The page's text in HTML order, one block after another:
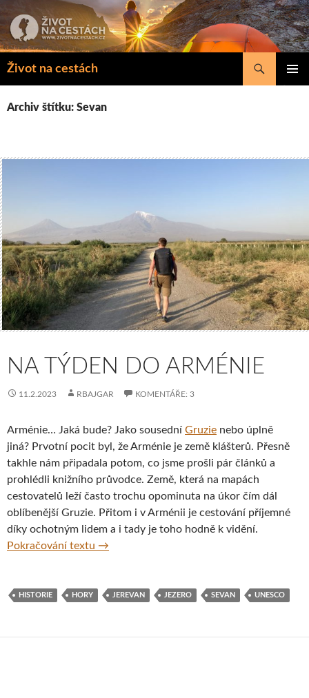
k
obsahu
Život na cestách
Hledat
Archiv štítku: Sevan
NA TÝDEN DO ARMÉNIE
11.2.2023 RBAJGAR KOMENTÁŘE: 3
Arménie… Jaká bude? Jako sousední Gruzie nebo úplně
jiná? Prvotní pocit byl, že Arménie je země klášterů. Přesně
takhle nám připadala potom, co jsme prošli pár článků a
prohlédli knižního průvodce. Země, která na mapách
cestovatelů leží často trochu opominuta na úkor čím dál
oblíbenější Gruzie. Přitom i v Arménii je cestování příjemné
díky ochotným lidem a i tady je toho hodně k vidění.
Pokračování textu Na týden do Arménie
→
HISTORIE HORY JEREVAN JEZERO SEVAN UNESCO